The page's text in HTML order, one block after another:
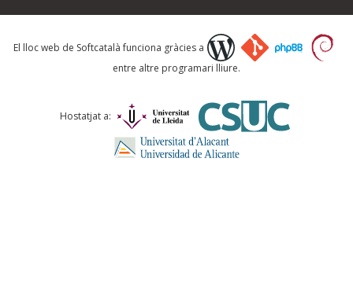
El lloc web de Softcatalà funciona gràcies a
entre altre programari lliure.
Hostatjat a: